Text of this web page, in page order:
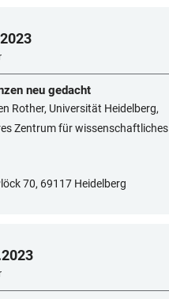
2023
neu gedacht
Rother, Universität Heidelberg,
Zentrum für wissenschaftliches
70, 69117 Heidelberg
2023